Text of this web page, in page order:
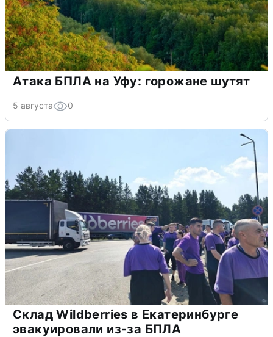
Атака БПЛА на Уфу: горожане шутят
5 августа 0
Склад Wildberries в Екатеринбурге
эвакуировали из-за БПЛА